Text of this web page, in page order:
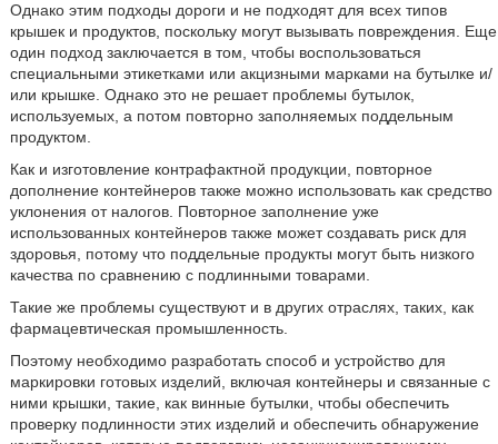
Однако этим подходы дороги и не подходят для всех типов
крышек и продуктов, поскольку могут вызывать повреждения. Еще
один подход заключается в том, чтобы воспользоваться
специальными этикетками или акцизными марками на бутылке и/
или крышке. Однако это не решает проблемы бутылок,
используемых, а потом повторно заполняемых поддельным
продуктом.
Как и изготовление контрафактной продукции, повторное
дополнение контейнеров также можно использовать как средство
уклонения от налогов. Повторное заполнение уже
использованных контейнеров также может создавать риск для
здоровья, потому что поддельные продукты могут быть низкого
качества по сравнению с подлинными товарами.
Такие же проблемы существуют и в других отраслях, таких, как
фармацевтическая промышленность.
Поэтому необходимо разработать способ и устройство для
маркировки готовых изделий, включая контейнеры и связанные с
ними крышки, такие, как винные бутылки, чтобы обеспечить
проверку подлинности этих изделий и обеспечить обнаружение